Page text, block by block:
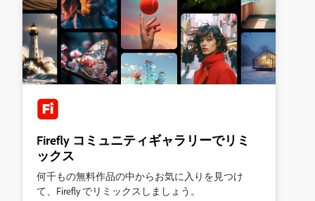
Firefly コミュニティギャラリーでリミ
ックス
何千もの無料作品の中からお気に入りを見つけ
て、Firefly でリミックスしましょう。